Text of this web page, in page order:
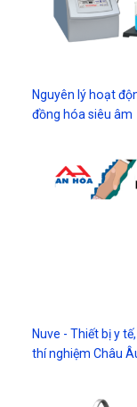
Nguyên lý hoạt
đồng hóa siêu âm
Nuve - Thiết bị y
thí nghiệm Châu